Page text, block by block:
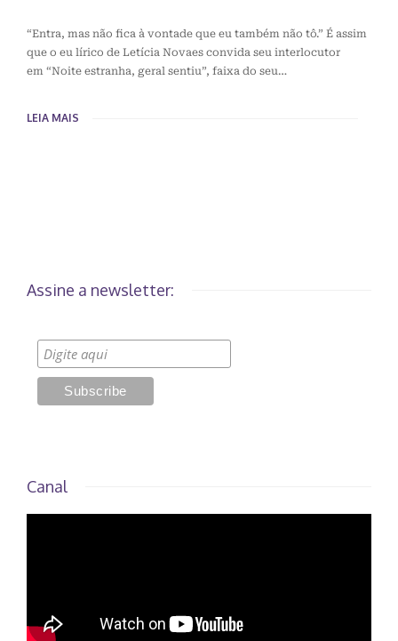
“Entra, mas não fica à vontade que eu também não tô.” É assim
que o eu lírico de Letícia Novaes convida seu interlocutor
em “Noite estranha, geral sentiu”, faixa do seu…
LEIA MAIS
Assine a newsletter:
Canal